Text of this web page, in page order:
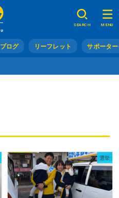
ブログ リーフレット サポータ
SEARCH MENU
選挙